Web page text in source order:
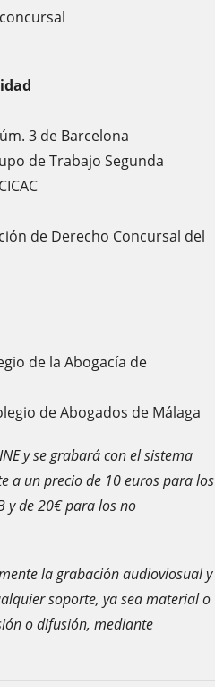
3 de Barcelona
de Trabajo Segunda
de Derecho Concursal del
de la Abogacía de
de Abogados de Málaga
y se grabará con el sistema
a un precio de 10 euros para los
y de 20€ para los no
la grabación audioviosual y
soporte, ya sea material o
o difusión, mediante